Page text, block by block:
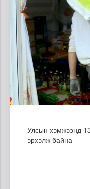
Улсын хэмжээнд
эрхэлж байна